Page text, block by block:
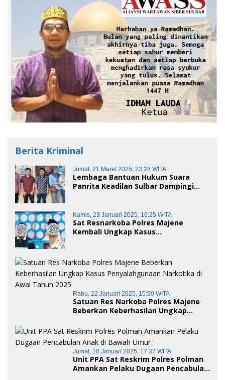
Berita Kriminal
Jumat, 21 Maret 2025, 23:28 WITA
Lembaga Bantuan Hukum Suara
Panrita Keadilan Sulbar Dampingi
Polman
Kamis, 23 Januari 2025, 16:25 WITA
Sat Resnarkoba Polres Majene
Kembali Ungkap Kasus
Rabu, 22 Januari 2025, 15:50 WITA
Satuan Res Narkoba Polres Majene
Beberkan Keberhasilan Ungkap
Awal Tahun 2025
Jumat, 10 Januari 2025, 17:37 WITA
Unit PPA Sat Reskrim Polres Polman
Amankan Pelaku Dugaan Pencabulan